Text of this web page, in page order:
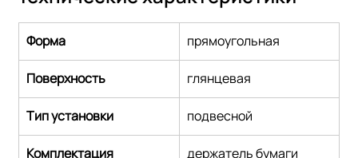
Форма прямоугольная
Поверхность глянцевая
Тип установки подвесной
Комплектация держатель бумаги